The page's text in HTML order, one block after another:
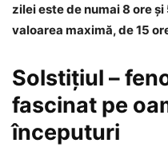
zilei este de numai 8 ore
valoarea maximă, de 15
Solstiţiul –
fascinat pe
începuturi